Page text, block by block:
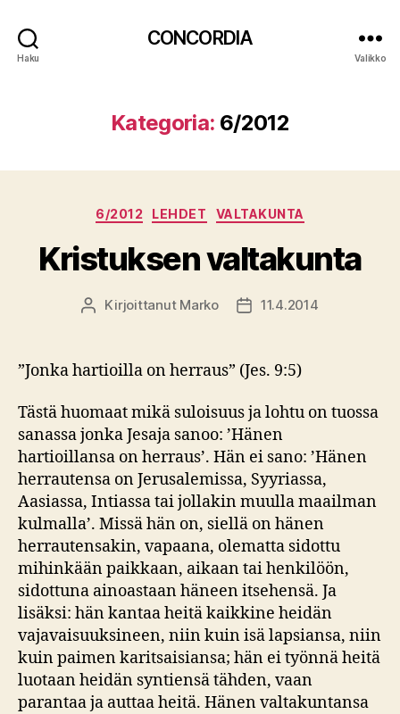
Haku
CONCORDIA
Valikko
Kategoria: 6/2012
Kategoriat
6/2012 LEHDET VALTAKUNTA
Kristuksen valtakunta
Kirjoittaja
Kirjoittanut Marko Julkaisupäivämäärä
11.4.2014
”Jonka hartioilla on herraus” (Jes. 9:5)
Tästä huomaat mikä suloisuus ja lohtu on tuossa
sanassa jonka Jesaja sanoo: ’Hänen
hartioillansa on herraus’. Hän ei sano: ’Hänen
herrautensa on Jerusalemissa, Syyriassa,
Aasiassa, Intiassa tai jollakin muulla maailman
kulmalla’. Missä hän on, siellä on hänen
herrautensakin, vapaana, olematta sidottu
mihinkään paikkaan, aikaan tai henkilöön,
sidottuna ainoastaan häneen itsehensä. Ja
lisäksi: hän kantaa heitä kaikkine heidän
vajavaisuuksineen, niin kuin isä lapsiansa, niin
kuin paimen karitsaisiansa; hän ei työnnä heitä
luotaan heidän syntiensä tähden, vaan
parantaa ja auttaa heitä. Hänen valtakuntansa